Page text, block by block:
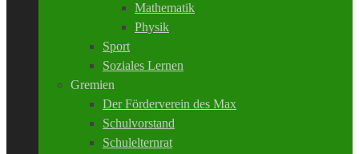
Mathematik
Physik
Sport
Soziales Lernen
Gremien
Der Förderverein des Max
Schulvorstand
Schulelternrat